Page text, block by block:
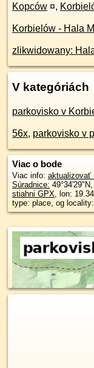
Kopców ¤,
Korbielów - Hala
zlikwidowany:
V kategóriách
parkovisko v
56x, parkovisko v
Viac o bode
Viac info: aktualizovať
Súradnice: 49°34'29"N,
stiahni GPX, lon:
type: place, og